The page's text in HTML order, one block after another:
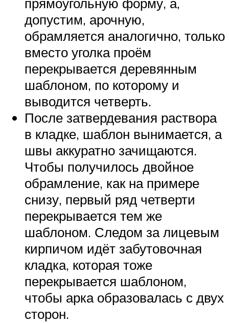
допустим, арочную,
обрамляется аналогично, только
вместо уголка проём
перекрывается деревянным
шаблоном, по которому и
выводится четверть.
После затвердевания раствора
в кладке, шаблон вынимается, а
швы аккуратно зачищаются.
Чтобы получилось двойное
обрамление, как на примере
снизу, первый ряд четверти
перекрывается тем же
шаблоном. Следом за лицевым
кирпичом идёт забутовочная
кладка, которая тоже
перекрывается шаблоном,
чтобы арка образовалась с двух
сторон.